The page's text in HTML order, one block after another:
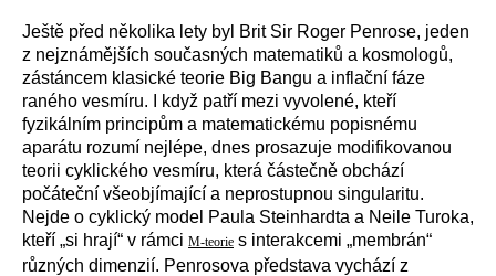
Ještě před několika lety byl Brit Sir Roger Penrose, jeden
z nejznámějších současných matematiků a kosmologů,
zástáncem klasické teorie Big Bangu a inflační fáze
raného vesmíru. I když patří mezi vyvolené, kteří
fyzikálním principům a matematickému popisnému
aparátu rozumí nejlépe, dnes prosazuje modifikovanou
teorii cyklického vesmíru, která částečně obchází
počáteční všeobjímající a neprostupnou singularitu.
Nejde o cyklický model Paula Steinhardta a Neile Turoka,
kteří „si hrají“ v rámci M-teorie s interakcemi „membrán“
různých dimenzií. Penrosova představa vychází z